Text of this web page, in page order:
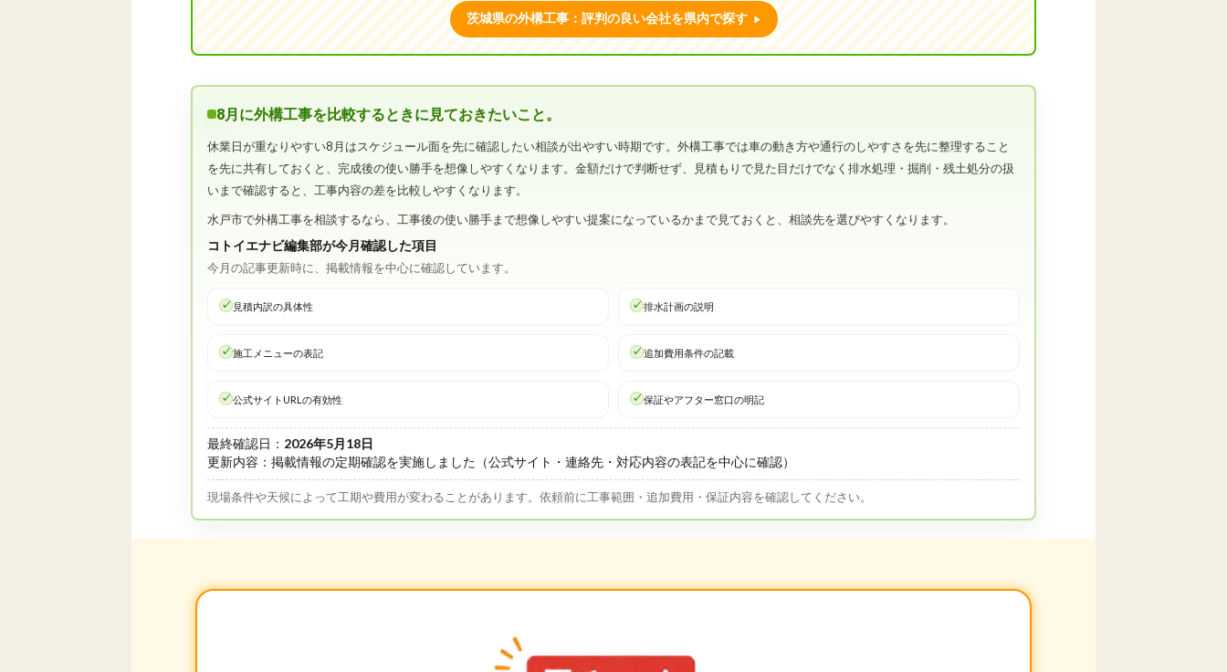
茨城県の外構工事：評判の良い会社を県内で探す
8月に外構工事を比較するときに見ておきたいこと。
休業日が重なりやすい8月はスケジュール面を先に確認したい相談が出やすい時期です。外構工事では車の動き方や通行のしやすさを先に整理すること
を先に共有しておくと、完成後の使い勝手を想像しやすくなります。金額だけで判断せず、見積もりで見た目だけでなく排水処理・掘削・残土処分の扱
いまで確認すると、工事内容の差を比較しやすくなります。
水戸市で外構工事を相談するなら、工事後の使い勝手まで想像しやすい提案になっているかまで見ておくと、相談先を選びやすくなります。
コトイエナビ編集部が今月確認した項目
今月の記事更新時に、掲載情報を中心に確認しています。
見積内訳の具体性 排水計画の説明
施工メニューの表記 追加費用条件の記載
公式サイトURLの有効性 保証やアフター窓口の明記
最終確認日： 2026年5月18日
更新内容：掲載情報の定期確認を実施しました（公式サイト・連絡先・対応内容の表記を中心に確認）
現場条件や天候によって工期や費用が変わることがあります。依頼前に工事範囲・追加費用・保証内容を確認してください。